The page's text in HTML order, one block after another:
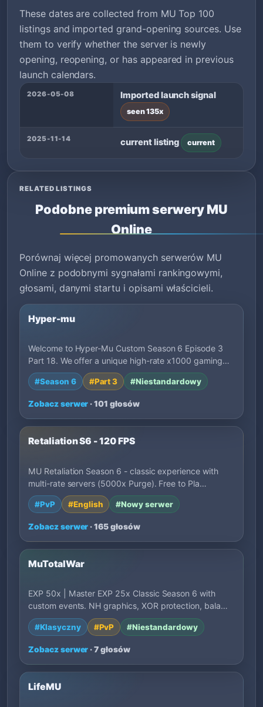
These dates are collected from MU Top 100
listings and imported grand-opening sources. Use
them to verify whether the server is newly
opening, reopening, or has appeared in previous
launch calendars.
2026-05-08 Imported launch signal
seen 135x
2025-11-14 current listing current
RELATED LISTINGS
Podobne premium serwery MU
Online
Porównaj więcej promowanych serwerów MU
Online z podobnymi sygnałami rankingowymi,
głosami, danymi startu i opisami właścicieli.
Hyper-mu
Welcome to Hyper-Mu Custom Season 6 Episode 3
Part 18. We offer a unique high-rate x1000 gaming…
#Season 6 #Part 3 #Niestandardowy
Zobacz serwer · 101 głosów
Retaliation S6 - 120 FPS
MU Retaliation Season 6 - classic experience with
multi-rate servers (5000x Purge). Free to Pla…
#PvP #English #Nowy serwer
Zobacz serwer · 165 głosów
MuTotalWar
EXP 50x | Master EXP 25x Classic Season 6 with
custom events. NH graphics, XOR protection, bala…
#Klasyczny #PvP #Niestandardowy
Zobacz serwer · 7 głosów
LifeMU